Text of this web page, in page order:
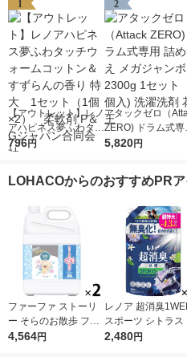
1
【アウトレット】レノ
アハピネス夢ふわタッ
チウォームコットン＆
2） 柔軟剤 P＆Gジ
796円
2
アタックゼロ（
ZERO) ドラム式専
詰め替え メガジャン
5,820円
LOHACOからのおすすめPR
ファーファ ストーリ
ー そらのお散歩 フロ
ーラルソープの香り
4,564円
レノア 超消臭
スポーツ シトラス
め替え 超特大
2,480円